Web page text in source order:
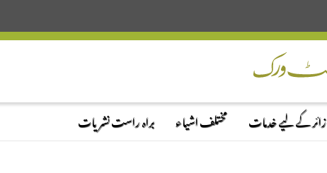
زائر کے لیے خدمات مختلف اشیاء براہ راست نشریات